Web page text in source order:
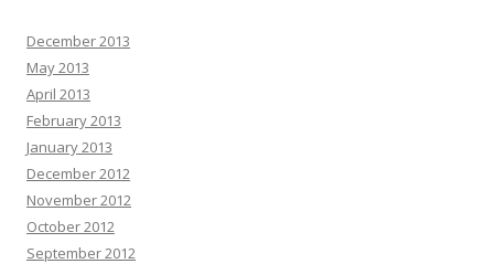
December 2013
May 2013
April 2013
February 2013
January 2013
December 2012
November 2012
October 2012
September 2012